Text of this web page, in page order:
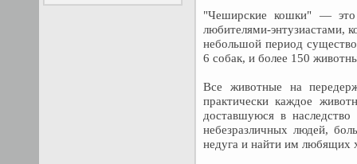
"Чеширские кошки" — это
любителями-энтузиастами,
небольшой период
6 собак, и более 150
Все животные на
практически каждое
доставшуюся в
небезразличных людей,
недуга и найти им любящих